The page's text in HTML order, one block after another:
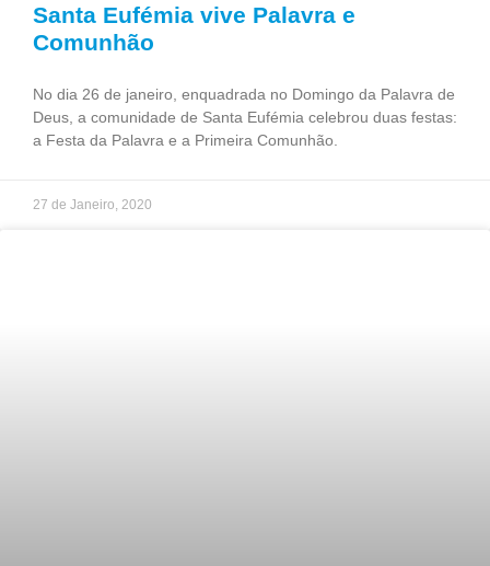
Santa Eufémia vive Palavra e
Comunhão
No dia 26 de janeiro, enquadrada no Domingo da Palavra de
Deus, a comunidade de Santa Eufémia celebrou duas festas:
a Festa da Palavra e a Primeira Comunhão.
27 de Janeiro, 2020